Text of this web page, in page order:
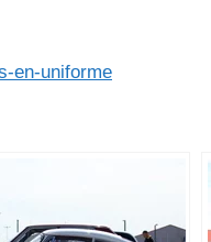
en-uniforme